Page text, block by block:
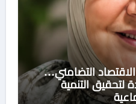
التضامني…
لتحقيق التنمية